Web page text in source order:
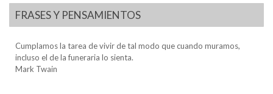
FRASES Y PENSAMIENTOS
Cumplamos la tarea de vivir de tal modo que cuando muramos,
incluso el de la funeraria lo sienta.
Mark Twain